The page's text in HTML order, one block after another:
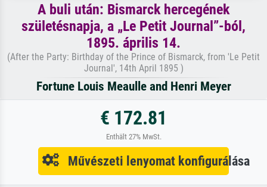
A buli után: Bismarck hercegének
születésnapja, a „Le Petit Journal”-ból,
1895. április 14.
(After the Party: Birthday of the Prince of Bismarck, from 'Le Petit
Journal', 14th April 1895 )
Fortune Louis Meaulle and Henri Meyer
€ 172.81
Enthält 27% MwSt.
Művészeti lenyomat konfigurálása